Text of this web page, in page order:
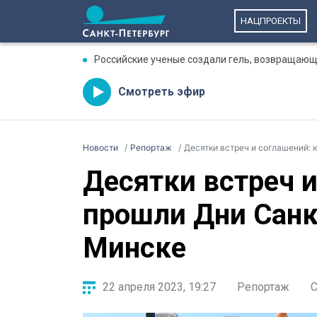
НАЦПРОЕКТЫ
Российские ученые создали гель,
Смотреть эфир
Новости Репортаж Десятки встреч и
Десятки встреч
прошли Дни
Минске
22 апреля 2023, 19:27 Репортаж